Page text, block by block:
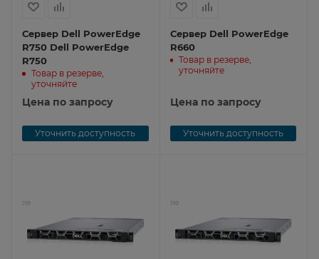
Сервер Dell PowerEdge
R750 Dell PowerEdge
R750
Товар в резерве,
уточняйте
Цена по запросу
Уточнить доступность
Сервер Dell PowerEdge
R660
Товар в резерве,
уточняйте
Цена по запросу
Уточнить доступность